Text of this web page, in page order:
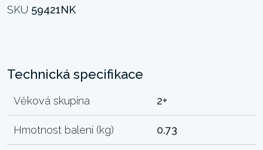
SKU 59421NK
Technická specifikace
Věková skupina 2+
Hmotnost balení (kg) 0.73